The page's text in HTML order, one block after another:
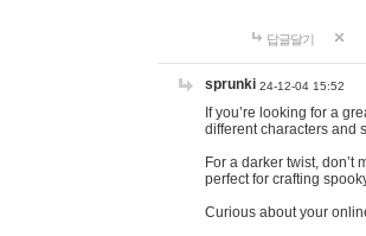
답글달기
sprunki 24-12-04 15:52
If you’re looking for a
different characters and
For a darker twist, don’t
perfect for crafting
Curious about your